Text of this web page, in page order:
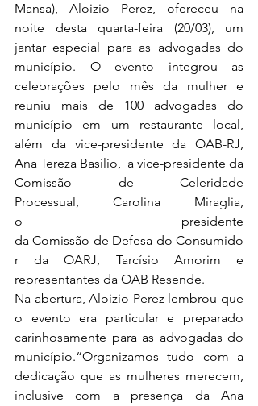
Mansa), Aloizio Perez, ofereceu na
noite desta quarta-feira (20/03), um
jantar especial para as advogadas do
município. O evento integrou as
celebrações pelo mês da mulher e
reuniu mais de 100 advogadas do
município em um restaurante local,
além da vice-presidente da OAB-RJ,
Ana Tereza Basílio,  a vice-presidente da
Comissão de Celeridade
Processual, Carolina Miraglia,
o presidente
da Comissão de Defesa do Consumido
r da OARJ, Tarcísio Amorim e
representantes da OAB Resende.
Na abertura, Aloizio Perez lembrou que
o evento era particular e preparado
carinhosamente para as advogadas do
município.“Organizamos tudo com a
dedicação que as mulheres merecem,
inclusive com a presença da Ana